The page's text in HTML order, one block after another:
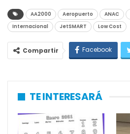
AA2000 Aeropuerto ANAC
Internacional
JetSMART Low Cost
Compartir Facebook
TE INTERESARÁ